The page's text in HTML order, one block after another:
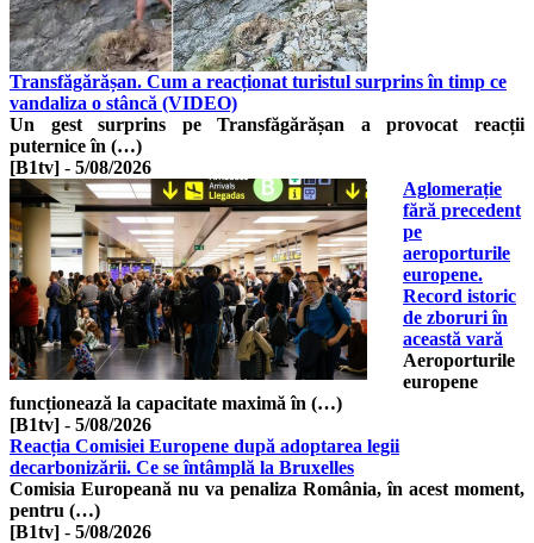
Transfăgărășan. Cum a reacționat turistul surprins în timp ce
vandaliza o stâncă (VIDEO)
Un gest surprins pe Transfăgărășan a provocat reacții
puternice în (…)
[B1tv] - 5/08/2026
Aglomerație
fără precedent
pe
aeroporturile
europene.
Record istoric
de zboruri în
această vară
Aeroporturile
europene
funcționează la capacitate maximă în (…)
[B1tv] - 5/08/2026
Reacția Comisiei Europene după adoptarea legii
decarbonizării. Ce se întâmplă la Bruxelles
Comisia Europeană nu va penaliza România, în acest moment,
pentru (…)
[B1tv] - 5/08/2026